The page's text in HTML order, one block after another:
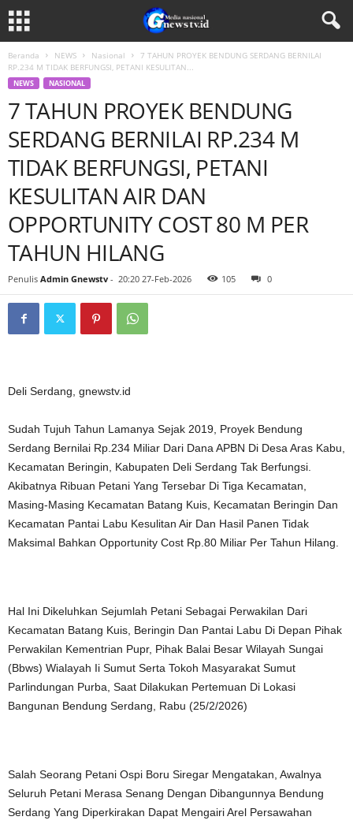
Beranda NEWS Nasional
7 TAHUN PROYEK BENDUNG SERDANG BERNILAI
RP.234 M TIDAK BERFUNGSI, PETANI KESULITAN...
NEWS NASIONAL
7 TAHUN PROYEK BENDUNG
SERDANG BERNILAI RP.234 M
TIDAK BERFUNGSI, PETANI
KESULITAN AIR DAN
OPPORTUNITY COST 80 M PER
TAHUN HILANG
Penulis Admin Gnewstv - 20:20 27-Feb-2026 105 0
Deli Serdang, gnewstv.id
Sudah Tujuh Tahun Lamanya Sejak 2019, Proyek Bendung
Serdang Bernilai Rp.234 Miliar Dari Dana APBN Di Desa Aras Kabu,
Kecamatan Beringin, Kabupaten Deli Serdang Tak Berfungsi.
Akibatnya Ribuan Petani Yang Tersebar Di Tiga Kecamatan,
Masing-Masing Kecamatan Batang Kuis, Kecamatan Beringin Dan
Kecamatan Pantai Labu Kesulitan Air Dan Hasil Panen Tidak
Maksimal Bahkan Opportunity Cost Rp.80 Miliar Per Tahun Hilang.
Hal Ini Dikeluhkan Sejumlah Petani Sebagai Perwakilan Dari
Kecamatan Batang Kuis, Beringin Dan Pantai Labu Di Depan Pihak
Perwakilan Kementrian Pupr, Pihak Balai Besar Wilayah Sungai
(Bbws) Wialayah Ii Sumut Serta Tokoh Masyarakat Sumut
Parlindungan Purba, Saat Dilakukan Pertemuan Di Lokasi
Bangunan Bendung Serdang, Rabu (25/2/2026)
Salah Seorang Petani Ospi Boru Siregar Mengatakan, Awalnya
Seluruh Petani Merasa Senang Dengan Dibangunnya Bendung
Serdang Yang Diperkirakan Dapat Mengairi Arel Persawahan